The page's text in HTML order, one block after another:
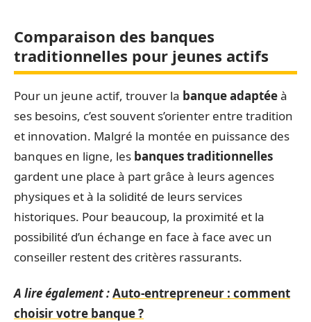
Comparaison des banques
traditionnelles pour jeunes actifs
Pour un jeune actif, trouver la banque adaptéeà
ses besoins, c’est souvent s’orienter entre tradition
et innovation. Malgré la montée en puissance des
banques en ligne, les banques traditionnelles
gardent une place à part grâce à leurs agences
physiques et à la solidité de leurs services
historiques. Pour beaucoup, la proximité et la
possibilité d’un échange en face à face avec un
conseiller restent des critères rassurants.
A lire également :Auto-entrepreneur : comment
choisir votre banque ?